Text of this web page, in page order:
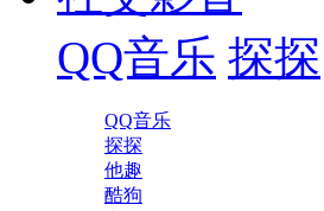
QQ音乐 探探
QQ音乐
探探
他趣
酷狗